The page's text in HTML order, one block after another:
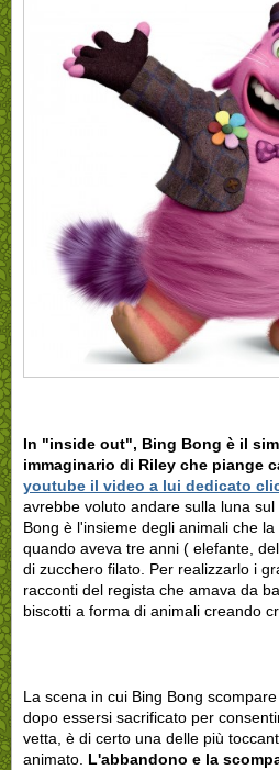
In "inside out", Bing Bong è il
immaginario di Riley che piange
youtube il video a lui dedicato
avrebbe voluto andare sulla luna
Bong è l'insieme degli animali che
quando aveva tre anni ( elefante,
di zucchero filato. Per realizzarlo i
racconti del regista che amava da
biscotti a forma di animali creando
La scena in cui Bing Bong
dopo essersi sacrificato per
vetta, è di certo una delle più
animato. L'abbandono e la